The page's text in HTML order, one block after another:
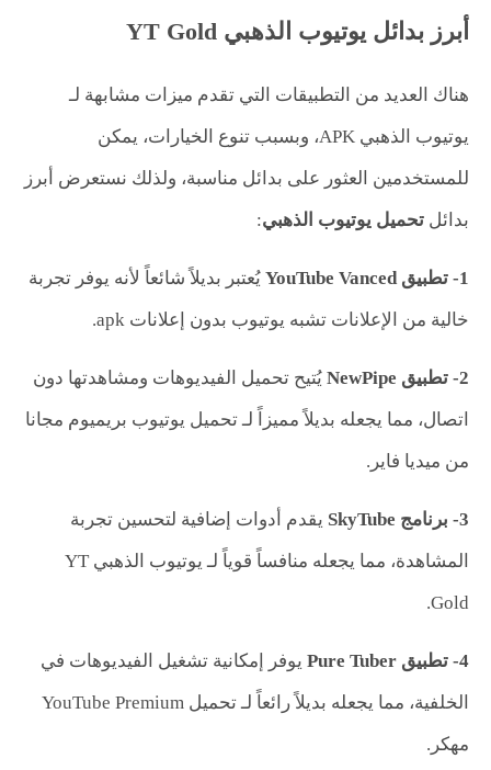
أبرز بدائل يوتيوب الذهبي YT Gold
هناك العديد من التطبيقات التي تقدم ميزات مشابهة لـ
يوتيوب الذهبي APK، وبسبب تنوع الخيارات، يمكن
للمستخدمين العثور على بدائل مناسبة، ولذلك نستعرض أبرز
بدائل تحميل يوتيوب الذهبي:
1- تطبيقYouTube Vanced يُعتبر بديلاً شائعاً لأنه يوفر تجربة
خالية من الإعلانات تشبه يوتيوب بدون إعلانات apk.
2- تطبيق NewPipe يُتيح تحميل الفيديوهات ومشاهدتها دون
اتصال، مما يجعله بديلاً مميزاً لـ تحميل يوتيوب بريميوم مجانا
من ميديا فاير.
3- برنامج SkyTube يقدم أدوات إضافية لتحسين تجربة
المشاهدة، مما يجعله منافساً قوياً لـ يوتيوب الذهبي YT
Gold.
4- تطبيق Pure Tuber يوفر إمكانية تشغيل الفيديوهات في
الخلفية، مما يجعله بديلاً رائعاً لـ تحميل YouTube Premium
مهكر.